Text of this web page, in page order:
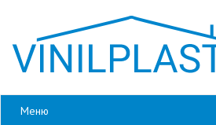
Меню